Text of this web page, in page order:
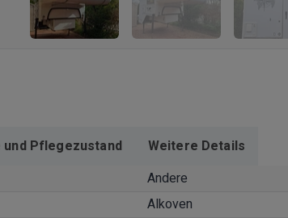
Pflegezustand
Weitere Details
Andere
Alkoven